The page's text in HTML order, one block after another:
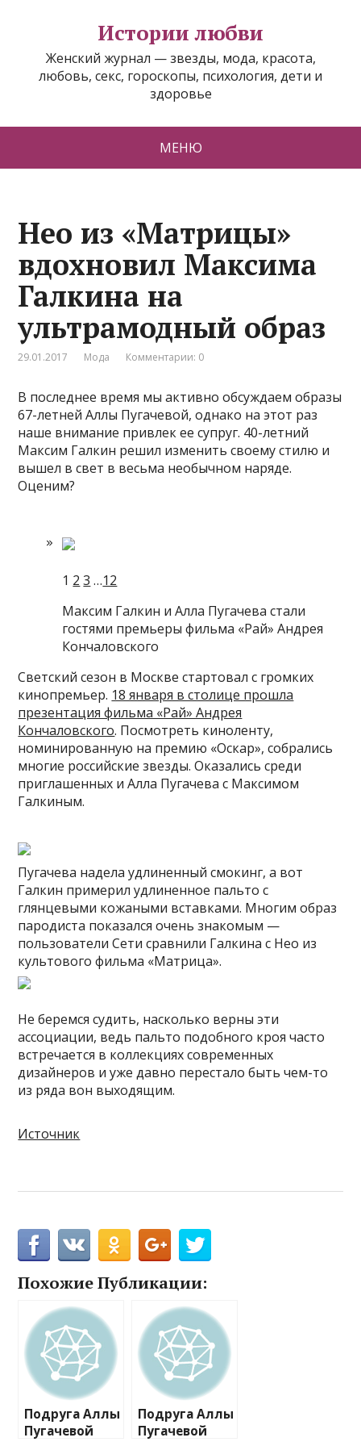
Истории любви
Женский журнал — звезды, мода, красота,
любовь, секс, гороскопы, психология, дети и
здоровье
МЕНЮ
Нео из «Матрицы»
вдохновил Максима
Галкина на
ультрамодный образ
29.01.2017 Мода Комментарии: 0
В последнее время мы активно обсуждаем образы
67-летней Аллы Пугачевой, однако на этот раз
наше внимание привлек ее супруг. 40-летний
Максим Галкин решил изменить своему стилю и
вышел в свет в весьма необычном наряде.
Оценим?
1 2 3 …12
Максим Галкин и Алла Пугачева стали
гостями премьеры фильма «Рай» Андрея
Кончаловского
Светский сезон в Москве стартовал с громких
кинопремьер. 18 января в столице прошла
презентация фильма «Рай» Андрея
Кончаловского. Посмотреть киноленту,
номинированную на премию «Оскар», собрались
многие российские звезды. Оказались среди
приглашенных и Алла Пугачева с Максимом
Галкиным.
Пугачева надела удлиненный смокинг, а вот
Галкин примерил удлиненное пальто с
глянцевыми кожаными вставками. Многим образ
пародиста показался очень знакомым —
пользователи Сети сравнили Галкина с Нео из
культового фильма «Матрица».
Не беремся судить, насколько верны эти
ассоциации, ведь пальто подобного кроя часто
встречается в коллекциях современных
дизайнеров и уже давно перестало быть чем-то
из ряда вон выходящим.
Источник
Похожие Публикации:
Подруга Аллы
Пугачевой
Подруга Аллы
Пугачевой